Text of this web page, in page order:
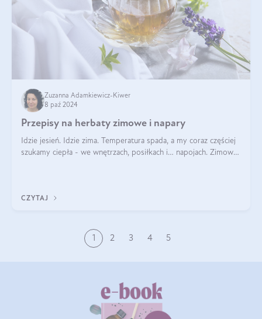
Zuzanna Adamkiewicz-Kiwer
8 paź 2024
Przepisy na herbaty zimowe i napary
Idzie jesień. Idzie zima. Temperatura spada, a my coraz częściej
szukamy ciepła - we wnętrzach, posiłkach i… napojach. Zimowe
CZYTAJ
1 2 3 4 5